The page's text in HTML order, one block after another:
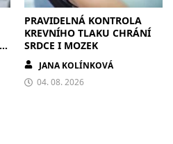
PRAVIDELNÁ KONTROLA
KREVNÍHO TLAKU CHRÁNÍ
SRDCE I MOZEK
JANA KOLÍNKOVÁ
04. 08. 2026